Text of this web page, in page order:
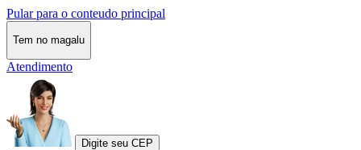
Pular para o conteudo principal
Tem no magalu
Atendimento
Digite seu CEP